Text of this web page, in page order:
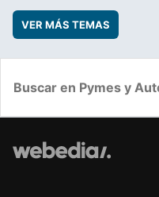
VER MÁS TEMAS